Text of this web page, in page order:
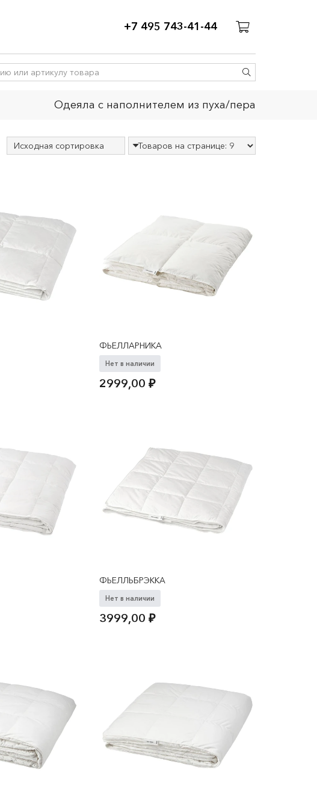
+7 495 743-41-44
Одеяла с наполнителем из пуха/пера
ФЬЕЛЛАРНИКА
Нет в наличии
2999,00₽
ФЬЕЛЛЬБРЭККА
Нет в наличии
3999,00₽